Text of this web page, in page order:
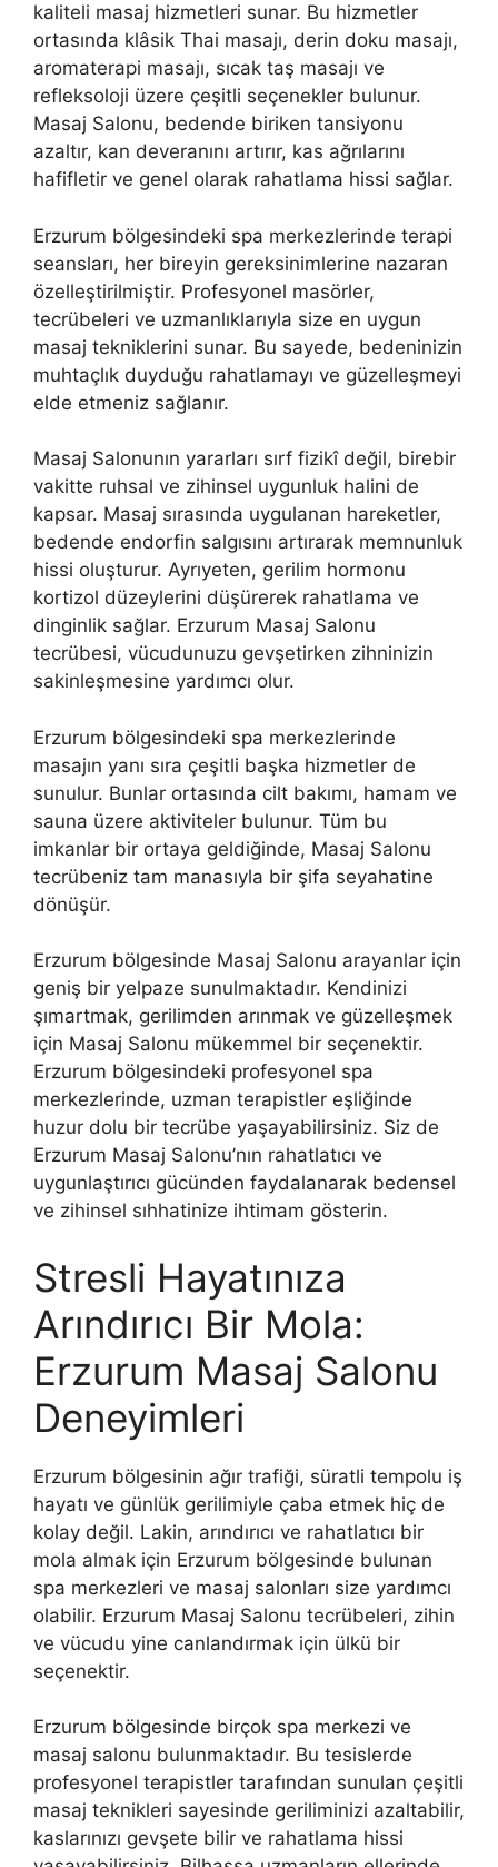
kaliteli masaj hizmetleri sunar. Bu hizmetler
ortasında klâsik Thai masajı, derin doku masajı,
aromaterapi masajı, sıcak taş masajı ve
refleksoloji üzere çeşitli seçenekler bulunur.
Masaj Salonu, bedende biriken tansiyonu
azaltır, kan deveranını artırır, kas ağrılarını
hafifletir ve genel olarak rahatlama hissi sağlar.
Erzurum bölgesindeki spa merkezlerinde terapi
seansları, her bireyin gereksinimlerine nazaran
özelleştirilmiştir. Profesyonel masörler,
tecrübeleri ve uzmanlıklarıyla size en uygun
masaj tekniklerini sunar. Bu sayede, bedeninizin
muhtaçlık duyduğu rahatlamayı ve güzelleşmeyi
elde etmeniz sağlanır.
Masaj Salonunın yararları sırf fizikî değil, birebir
vakitte ruhsal ve zihinsel uygunluk halini de
kapsar. Masaj sırasında uygulanan hareketler,
bedende endorfin salgısını artırarak memnunluk
hissi oluşturur. Ayrıyeten, gerilim hormonu
kortizol düzeylerini düşürerek rahatlama ve
dinginlik sağlar. Erzurum Masaj Salonu
tecrübesi, vücudunuzu gevşetirken zihninizin
sakinleşmesine yardımcı olur.
Erzurum bölgesindeki spa merkezlerinde
masajın yanı sıra çeşitli başka hizmetler de
sunulur. Bunlar ortasında cilt bakımı, hamam ve
sauna üzere aktiviteler bulunur. Tüm bu
imkanlar bir ortaya geldiğinde, Masaj Salonu
tecrübeniz tam manasıyla bir şifa seyahatine
dönüşür.
Erzurum bölgesinde Masaj Salonu arayanlar için
geniş bir yelpaze sunulmaktadır. Kendinizi
şımartmak, gerilimden arınmak ve güzelleşmek
için Masaj Salonu mükemmel bir seçenektir.
Erzurum bölgesindeki profesyonel spa
merkezlerinde, uzman terapistler eşliğinde
huzur dolu bir tecrübe yaşayabilirsiniz. Siz de
Erzurum Masaj Salonu’nın rahatlatıcı ve
uygunlaştırıcı gücünden faydalanarak bedensel
ve zihinsel sıhhatinize ihtimam gösterin.
Stresli Hayatınıza
Arındırıcı Bir Mola:
Erzurum Masaj Salonu
Deneyimleri
Erzurum bölgesinin ağır trafiği, süratli tempolu iş
hayatı ve günlük gerilimiyle çaba etmek hiç de
kolay değil. Lakin, arındırıcı ve rahatlatıcı bir
mola almak için Erzurum bölgesinde bulunan
spa merkezleri ve masaj salonları size yardımcı
olabilir. Erzurum Masaj Salonu tecrübeleri, zihin
ve vücudu yine canlandırmak için ülkü bir
seçenektir.
Erzurum bölgesinde birçok spa merkezi ve
masaj salonu bulunmaktadır. Bu tesislerde
profesyonel terapistler tarafından sunulan çeşitli
masaj teknikleri sayesinde geriliminizi azaltabilir,
kaslarınızı gevşete bilir ve rahatlama hissi